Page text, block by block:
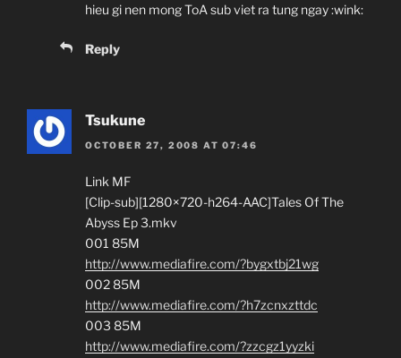
hieu gi nen mong ToA sub viet ra tung ngay :wink:
Reply
Tsukune
OCTOBER 27, 2008 AT 07:46
Link MF
[Clip-sub][1280×720-h264-AAC]Tales Of The
Abyss Ep 3.mkv
001 85M
http://www.mediafire.com/?bygxtbj21wg
002 85M
http://www.mediafire.com/?h7zcnxzttdc
003 85M
http://www.mediafire.com/?zzcgz1yyzki